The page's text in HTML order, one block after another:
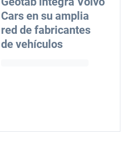
Cars en su amplia
red de fabricantes
de vehículos